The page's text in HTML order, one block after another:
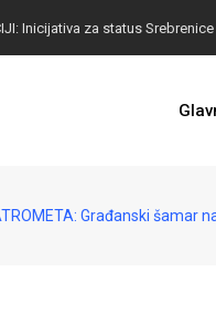
Građanski